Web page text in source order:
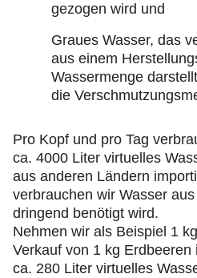
gezogen wird und
Graues Wasser, das
aus einem
Wassermenge
die
Pro Kopf und pro Tag
ca. 4000 Liter virtuelles
aus anderen Ländern
verbrauchen wir Wasser
dringend benötigt wird.
Nehmen wir als Beispiel 1
Verkauf von 1 kg
ca. 280 Liter virtuelles